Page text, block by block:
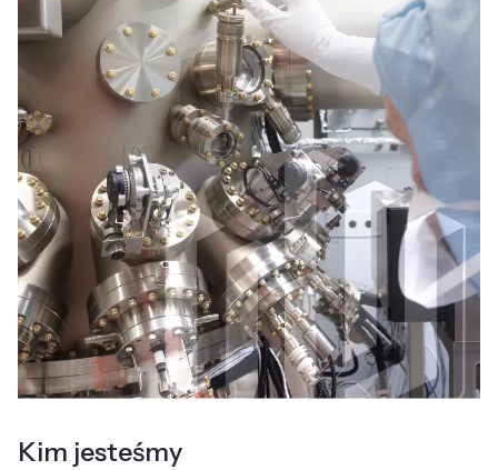
Kim jesteśmy